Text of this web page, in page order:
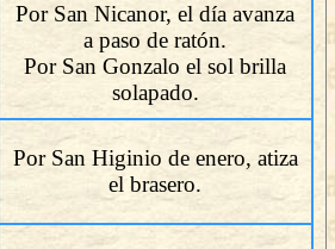
Por San Nicanor, el día avanza
a paso de ratón.
Por San Gonzalo el sol brilla
solapado.
Por San Higinio de enero, atiza
el brasero.